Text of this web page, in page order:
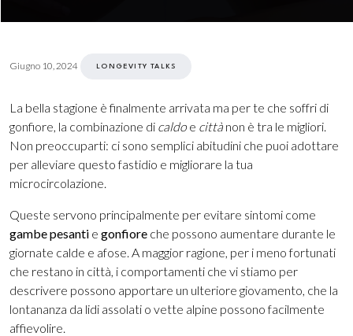
Giugno 10, 2024 LONGEVITY TALKS
La bella stagione è finalmente arrivata ma per te che soffri di
gonfiore, la combinazione di caldoe città non è tra le migliori.
Non preoccuparti: ci sono semplici abitudini che puoi adottare
per alleviare questo fastidio e migliorare la tua
microcircolazione.
Queste servono principalmente per evitare sintomi come
gambe pesanti e gonfiore che possono aumentare durante le
giornate calde e afose. A maggior ragione, per i meno fortunati
che restano in città, i comportamenti che vi stiamo per
descrivere possono apportare un ulteriore giovamento, che la
lontananza da lidi assolati o vette alpine possono facilmente
affievolire.